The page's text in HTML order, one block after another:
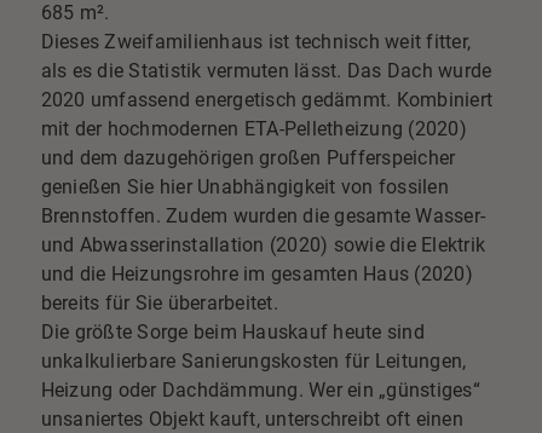
685 m².
Dieses Zweifamilienhaus ist technisch weit fitter,
als es die Statistik vermuten lässt. Das Dach wurde
2020 umfassend energetisch gedämmt. Kombiniert
mit der hochmodernen ETA-Pelletheizung (2020)
und dem dazugehörigen großen Pufferspeicher
genießen Sie hier Unabhängigkeit von fossilen
Brennstoffen. Zudem wurden die gesamte Wasser-
und Abwasserinstallation (2020) sowie die Elektrik
und die Heizungsrohre im gesamten Haus (2020)
bereits für Sie überarbeitet.
Die größte Sorge beim Hauskauf heute sind
unkalkulierbare Sanierungskosten für Leitungen,
Heizung oder Dachdämmung. Wer ein „günstiges“
unsaniertes Objekt kauft, unterschreibt oft einen